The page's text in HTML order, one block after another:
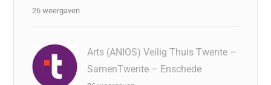
26 weergaven
Arts (ANIOS) Veilig Thuis Twente –
SamenTwente – Enschede